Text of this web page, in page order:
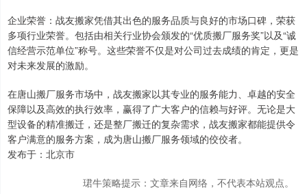
企业荣誉：战友搬家凭借其出色的服务品质与良好的市场口碑，荣获
多项行业荣誉。包括由相关行业协会颁发的“优质搬厂服务奖”以及“诚
信经营示范单位”称号。这些荣誉不仅是对公司过去成绩的肯定，更是
对未来发展的激励。
在唐山搬厂服务市场中，战友搬家以其专业的服务能力、卓越的安全
保障以及高效的执行效率，赢得了广大客户的信赖与好评。无论是大
型设备的精准搬迁，还是整厂搬迁的复杂需求，战友搬家都能提供令
客户满意的服务方案，成为唐山搬厂服务领域的佼佼者。
发布于：北京市
珺牛策略提示：文章来自网络，不代表本站观点。